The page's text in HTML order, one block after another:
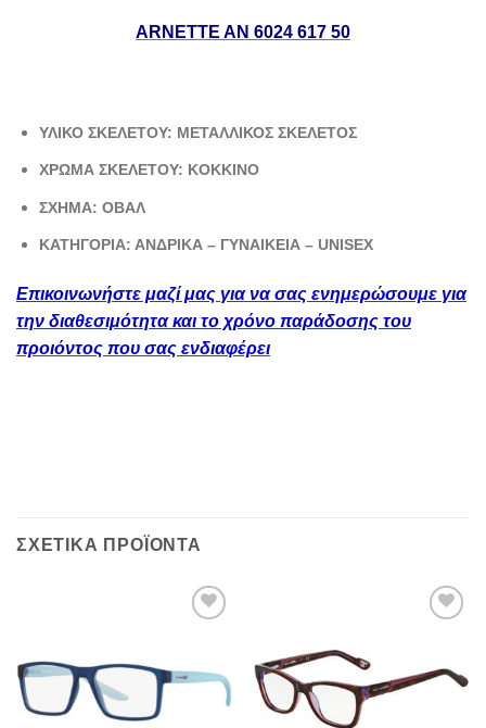
ARNETTE AN 6024 617 50
ΥΛΙΚΟ ΣΚΕΛΕΤΟΥ: ΜΕΤΑΛΛΙΚΟΣ ΣΚΕΛΕΤΟΣ
ΧΡΩΜΑ ΣΚΕΛΕΤΟΥ: KOKKINO
ΣΧΗΜΑ: ΟΒΑΛ
ΚΑΤΗΓΟΡΙΑ: ΑΝΔΡΙΚΑ – ΓΥΝΑΙΚΕΙΑ – UNISEX
Επικοινωνήστε μαζί μας για να σας ενημερώσουμε για
την διαθεσιμότητα και το χρόνο παράδοσης του
προιόντος που σας ενδιαφέρει
ΣΧΕΤΙΚΆ ΠΡΟΪΌΝΤΑ